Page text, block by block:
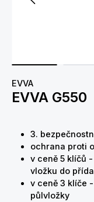
EVVA
EVVA G550
3.
ochrana proti
v ceně 5 klíčů
vložku do
v ceně 3 klíče
půlvložky